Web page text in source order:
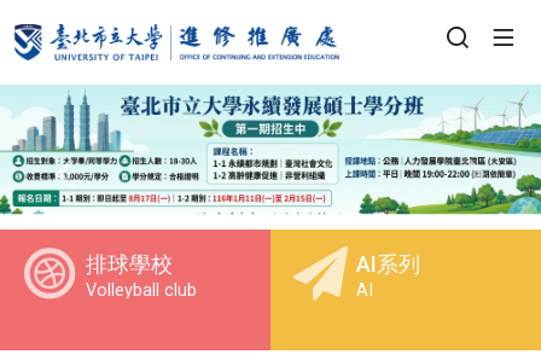
排球學校
Volleyball club
AI系列
AI